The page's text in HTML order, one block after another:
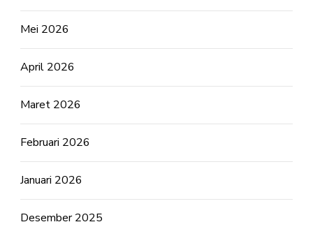
Mei 2026
April 2026
Maret 2026
Februari 2026
Januari 2026
Desember 2025